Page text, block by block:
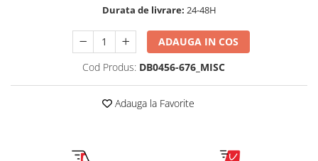
Durata de livrare: 24-48H
ADAUGA IN COS
Cod Produs: DB0456-676_MISC
Adauga la Favorite